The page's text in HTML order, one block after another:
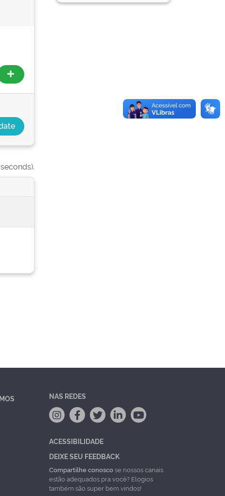
NAS REDES
ACESSIBILIDADE
DEIXE SEU FEEDBACK
Compartilhe conoscose nossos canais
estão adequados pra você? Elogios
também são super bem vindos!